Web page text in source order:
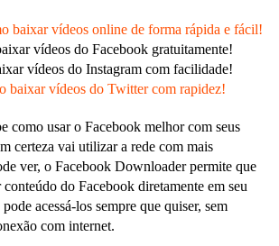
baixar vídeos online de forma rápida e fácil!
vídeos do Facebook gratuitamente!
vídeos do Instagram com facilidade!
baixar vídeos do Twitter com rapidez!
como usar o Facebook melhor com seus
certeza vai utilizar a rede com mais
ver, o Facebook Downloader permite que
do Facebook diretamente em seu
acessá-los sempre que quiser, sem
com internet.